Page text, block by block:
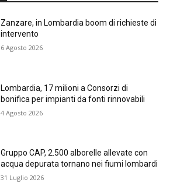
Zanzare, in Lombardia boom di richieste di
intervento
6 Agosto 2026
Lombardia, 17 milioni a Consorzi di
bonifica per impianti da fonti rinnovabili
4 Agosto 2026
Gruppo CAP, 2.500 alborelle allevate con
acqua depurata tornano nei fiumi lombardi
31 Luglio 2026